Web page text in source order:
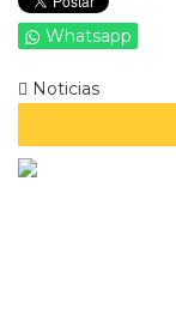
Whatsapp
Noticias